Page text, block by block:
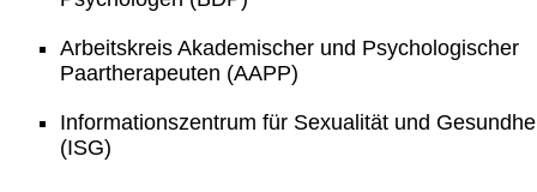
Arbeitskreis Akademischer und Psychologischer
Paartherapeuten (AAPP)
Informationszentrum für Sexualität und
(ISG)